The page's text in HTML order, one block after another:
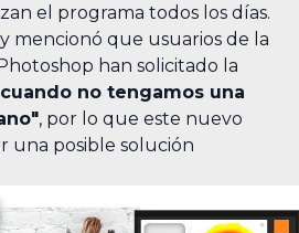
el programa todos los días.
mencionó que usuarios de la
han solicitado la
no tengamos una
, por lo que este nuevo
una posible solución